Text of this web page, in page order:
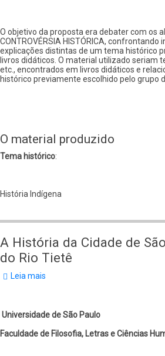
O objetivo da proposta era debater com os
CONTROVÉRSIA HISTÓRICA, confrontando
explicações distintas de um tema histórico
livros didáticos. O material utilizado seriam
etc., encontrados em livros didáticos e
histórico previamente escolhido pelo grupo
O material produzido
Tema histórico:
História Indígena
A História da Cidade de
do Rio Tietê
Leia mais
Cidade
São
Universidade de São Paulo
Faculdade de Filosofia, Letras e Ciências